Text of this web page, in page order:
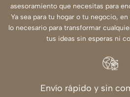
asesoramiento que necesitas para
Ya sea para tu hogar o tu negocio,
lo necesario para transformar
tus ideas sin esperas ni
Envío rápido y sin